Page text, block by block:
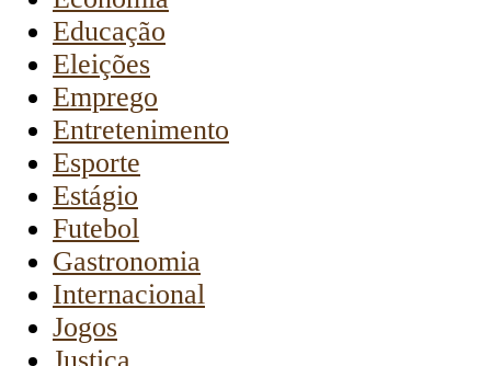
Educação
Eleições
Emprego
Entretenimento
Esporte
Estágio
Futebol
Gastronomia
Internacional
Jogos